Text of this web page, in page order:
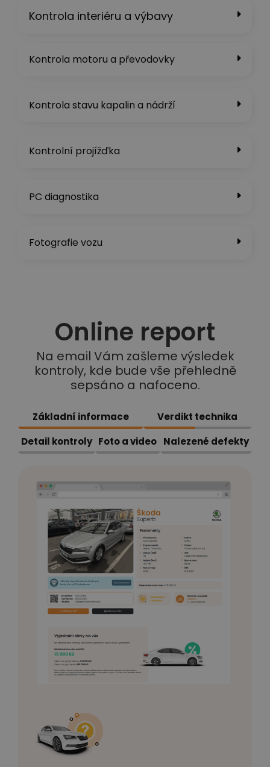
Kontrola interiéru a výbavy
Kontrola motoru a převodovky
Kontrola stavu kapalin a nádrží​
Kontrolní projížďka
PC diagnostika
Fotografie vozu
Online report
Na email Vám zašleme výsledek
kontroly, kde bude vše přehledně
sepsáno a nafoceno.
Základní informace
Verdikt technika
Detail kontroly Foto a video Nalezené defekty